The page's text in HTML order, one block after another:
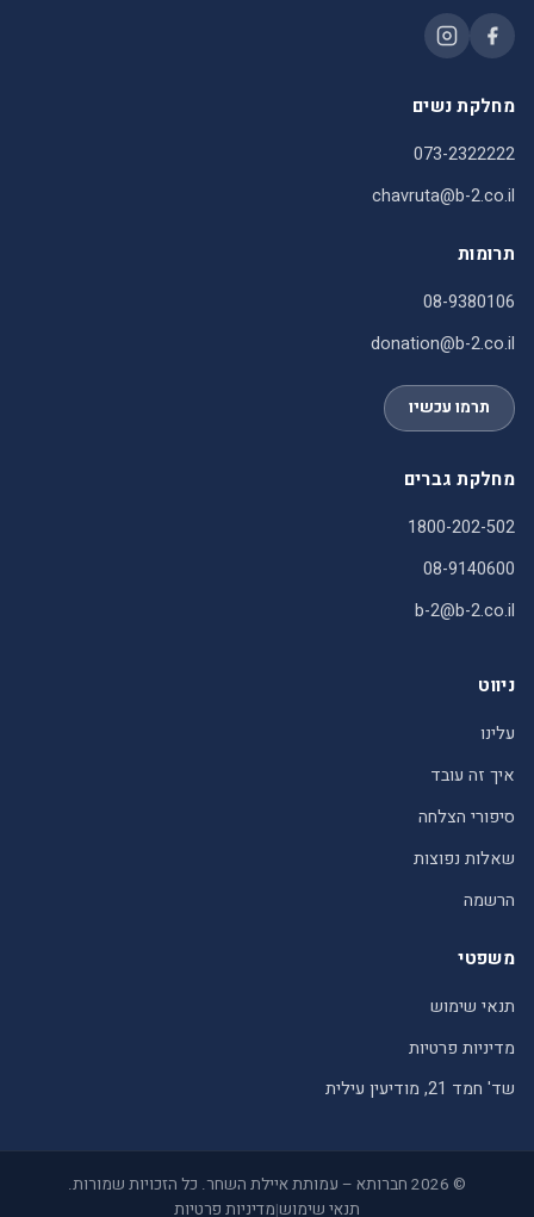
מחלקת נשים
073-2322222
chavruta@b-2.co.il
תרומות
08-9380106
donation@b-2.co.il
תרמו עכשיו
מחלקת גברים
1800-202-502
08-9140600
b-2@b-2.co.il
ניווט
עלינו
איך זה עובד
סיפורי הצלחה
שאלות נפוצות
הרשמה
משפטי
תנאי שימוש
מדיניות פרטיות
שד' חמד 21, מודיעין עילית
© 2026 חברותא – עמותת איילת השחר. כל הזכויות שמורות.
תנאי שימוש|מדיניות פרטיות